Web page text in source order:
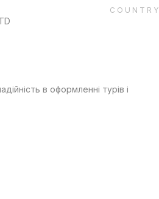
COUNTRY
в оформленні турів і